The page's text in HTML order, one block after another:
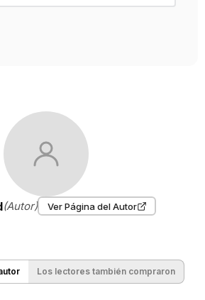
(Autor) Ver Página del Autor
Los lectores también compraron